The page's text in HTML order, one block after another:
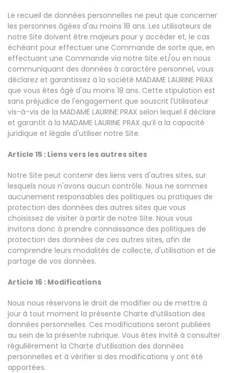
Le recueil de données personnelles ne peut que concerner
les personnes âgées d'au moins 18 ans. Les utilisateurs de
notre Site doivent être majeurs pour y accéder et, le cas
échéant pour effectuer une Commande de sorte que, en
effectuant une Commande via notre Site et/ou en nous
communiquant des données à caractère personnel, vous
déclarez et garantissez à la société MADAME LAURINE PRAX
que vous êtes âgé d'au moins 18 ans. Cette stipulation est
sans préjudice de l'engagement que souscrit l'Utilisateur
vis-à-vis de la MADAME LAURINE PRAX selon lequel il déclare
et garantit à la MADAME LAURINE PRAX qu’il a la capacité
juridique et légale d'utiliser notre Site.
Article 15 : Liens vers les autres sites
Notre Site peut contenir des liens vers d'autres sites, sur
lesquels nous n'avons aucun contrôle. Nous ne sommes
aucunement responsables des politiques ou pratiques de
protection des données des autres sites que vous
choisissez de visiter à partir de notre Site. Nous vous
invitons donc à prendre connaissance des politiques de
protection des données de ces autres sites, afin de
comprendre leurs modalités de collecte, d'utilisation et de
partage de vos données.
Article 16 : Modifications
Nous nous réservons le droit de modifier ou de mettre à
jour à tout moment la présente Charte d’utilisation des
données personnelles. Ces modifications seront publiées
au sein de la présente rubrique. Vous êtes invité à consulter
régulièrement la Charte d’utilisation des données
personnelles et à vérifier si des modifications y ont été
apportées.